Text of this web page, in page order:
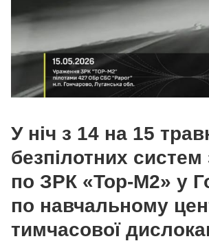
У ніч з 14 на 15
безпілотних
по ЗРК «Тор-М2» у
по навчальному
тимчасової